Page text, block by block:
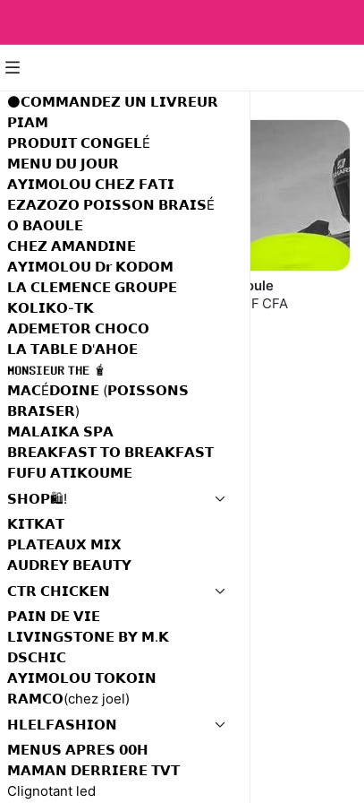
⚫𝗖𝗢𝗠𝗠𝗔𝗡𝗗𝗘𝗭 𝗨𝗡 𝗟𝗜𝗩𝗥𝗘𝗨𝗥
𝗣𝗜𝗔𝗠
𝗣𝗥𝗢𝗗𝗨𝗜𝗧 𝗖𝗢𝗡𝗚𝗘𝗟É
𝗠𝗘𝗡𝗨 𝗗𝗨 𝗝𝗢𝗨𝗥
𝗔𝗬𝗜𝗠𝗢𝗟𝗢𝗨 𝗖𝗛𝗘𝗭 𝗙𝗔𝗧𝗜
𝗘𝗭𝗔𝗭𝗢𝗭𝗢 𝗣𝗢𝗜𝗦𝗦𝗢𝗡 𝗕𝗥𝗔𝗜𝗦É
𝗢 𝗕𝗔𝗢𝗨𝗟𝗘
𝗖𝗛𝗘𝗭 𝗔𝗠𝗔𝗡𝗗𝗜𝗡𝗘
𝗔𝗬𝗜𝗠𝗢𝗟𝗢𝗨 𝗗𝗿 𝗞𝗢𝗗𝗢𝗠
𝗟𝗔 𝗖𝗟𝗘𝗠𝗘𝗡𝗖𝗘 𝗚𝗥𝗢𝗨𝗣𝗘
𝗞𝗢𝗟𝗜𝗞𝗢-𝗧𝗞
𝗔𝗗𝗘𝗠𝗘𝗧𝗢𝗥 𝗖𝗛𝗢𝗖𝗢
𝗟𝗔 𝗧𝗔𝗕𝗟𝗘 𝗗'𝗔𝗛𝗢𝗘
𝗠𝗢𝗡𝗦𝗜𝗘𝗨𝗥 𝗧𝗛𝗘 🧋
𝗠𝗔𝗖É𝗗𝗢𝗜𝗡𝗘 (𝗣𝗢𝗜𝗦𝗦𝗢𝗡𝗦
𝗕𝗥𝗔𝗜𝗦𝗘𝗥)
𝗠𝗔𝗟𝗔𝗜𝗞𝗔 𝗦𝗣𝗔
𝗕𝗥𝗘𝗔𝗞𝗙𝗔𝗦𝗧 𝗧𝗢 𝗕𝗥𝗘𝗔𝗞𝗙𝗔𝗦𝗧
𝗙𝗨𝗙𝗨 𝗔𝗧𝗜𝗞𝗢𝗨𝗠𝗘
𝗦𝗛𝗢𝗣🛍️!
𝗞𝗜𝗧𝗞𝗔𝗧
𝗣𝗟𝗔𝗧𝗘𝗔𝗨𝗫 𝗠𝗜𝗫
𝗔𝗨𝗗𝗥𝗘𝗬 𝗕𝗘𝗔𝗨𝗧𝗬
𝗖𝗧𝗥 𝗖𝗛𝗜𝗖𝗞𝗘𝗡
𝗣𝗔𝗜𝗡 𝗗𝗘 𝗩𝗜𝗘
𝗟𝗜𝗩𝗜𝗡𝗚𝗦𝗧𝗢𝗡𝗘 𝗕𝗬 𝗠.𝗞
𝗗𝗦𝗖𝗛𝗜𝗖
𝗔𝗬𝗜𝗠𝗢𝗟𝗢𝗨 𝗧𝗢𝗞𝗢𝗜𝗡
𝗥𝗔𝗠𝗖𝗢(chez joel)
𝗛𝗟𝗘𝗟𝗙𝗔𝗦𝗛𝗜𝗢𝗡
𝗠𝗘𝗡𝗨𝗦 𝗔𝗣𝗥𝗘𝗦 𝟬𝟬𝗛
𝗠𝗔𝗠𝗔𝗡 𝗗𝗘𝗥𝗥𝗜𝗘𝗥𝗘 𝗧𝗩𝗧
Clignotant led
Casque moto
Casque modulable
connecté
55 900 F CFA
70 000 F CFA
Cangoule
4 800 F CFA